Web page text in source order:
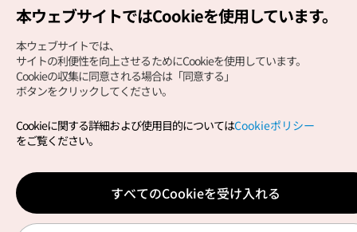
Copyright (c) Korea Tourism Organization All Rights
サイトエラー報告公式メール
japanese@knto.or.kr
本ウェブサイトではCookieを使用しています。
本ウェブサイトでは、
サイトの利便性を向上させるためにCookieを使用しています。
Cookieの収集に同意される場合は「同意する」
ボタンをクリックしてください。
Cookieに関する詳細および使用目的についてはCookieポリシー
をご覧ください。
すべてのCookieを受け入れる